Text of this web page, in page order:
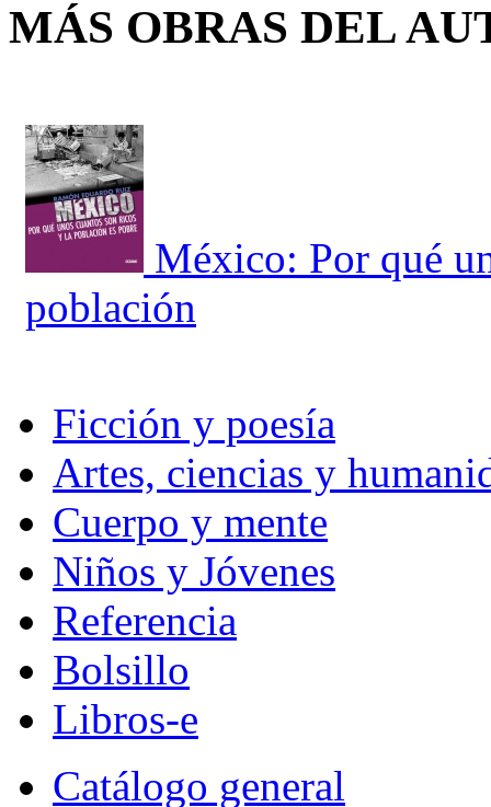
MÁS OBRAS DEL
México: Por qué
población
Ficción y poesía
Artes, ciencias y
Cuerpo y mente
Niños y Jóvenes
Referencia
Bolsillo
Libros-e
Catálogo general